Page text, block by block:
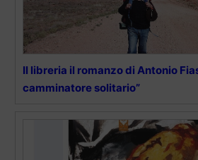
Il libreria il romanzo di Antonio
camminatore solitario”